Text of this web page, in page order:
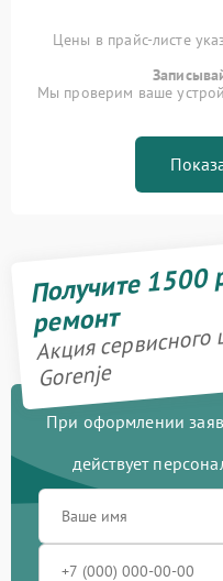
Цены в прайс-листе
Мы проверим ваше
Получите 1500
ремонт
Акция сервисного
Gorenje
При оформлении
действует